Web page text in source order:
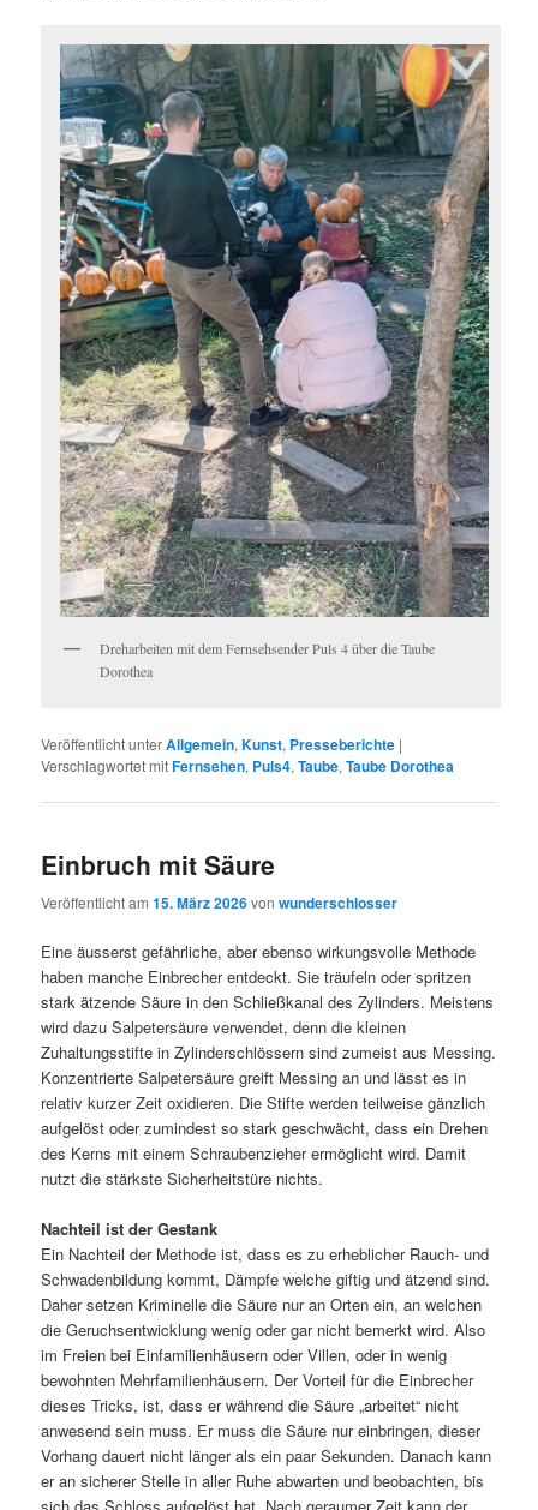
Dreharbeiten mit dem Fernsehsender Puls 4 über die Taube
Dorothea
Veröffentlicht unterAllgemein,Kunst, Presseberichte |
Verschlagwortet mitFernsehen, Puls4,Taube,Taube Dorothea
Einbruch mit Säure
Veröffentlicht am15. März 2026vonwunderschlosser
Eine äusserst gefährliche, aber ebenso wirkungsvolle Methode
haben manche Einbrecher entdeckt. Sie träufeln oder spritzen
stark ätzende Säure in den Schließkanal des Zylinders. Meistens
wird dazu Salpetersäure verwendet, denn die kleinen
Zuhaltungsstifte in Zylinderschlössern sind zumeist aus Messing.
Konzentrierte Salpetersäure greift Messing an und lässt es in
relativ kurzer Zeit oxidieren. Die Stifte werden teilweise gänzlich
aufgelöst oder zumindest so stark geschwächt, dass ein Drehen
des Kerns mit einem Schraubenzieher ermöglicht wird. Damit
nutzt die stärkste Sicherheitstüre nichts.
Nachteil ist der Gestank
Ein Nachteil der Methode ist, dass es zu erheblicher Rauch- und
Schwadenbildung kommt, Dämpfe welche giftig und ätzend sind.
Daher setzen Kriminelle die Säure nur an Orten ein, an welchen
die Geruchsentwicklung wenig oder gar nicht bemerkt wird. Also
im Freien bei Einfamilienhäusern oder Villen, oder in wenig
bewohnten Mehrfamilienhäusern. Der Vorteil für die Einbrecher
dieses Tricks, ist, dass er während die Säure „arbeitet“ nicht
anwesend sein muss. Er muss die Säure nur einbringen, dieser
Vorhang dauert nicht länger als ein paar Sekunden. Danach kann
er an sicherer Stelle in aller Ruhe abwarten und beobachten, bis